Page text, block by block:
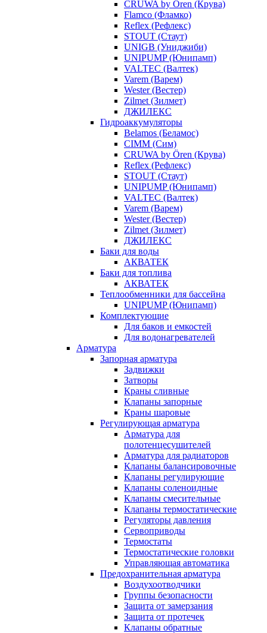
CRUWA by Ören (Крува)
Flamco (Фламко)
Reflex (Рефлекс)
STOUT (Стаут)
UNIGB (Униджиби)
UNIPUMP (Юнипамп)
VALTEC (Валтек)
Varem (Варем)
Wester (Вестер)
Zilmet (Зилмет)
ДЖИЛЕКС
Гидроаккумуляторы
Belamos (Беламос)
CIMM (Сим)
CRUWA by Ören (Крува)
Reflex (Рефлекс)
STOUT (Стаут)
UNIPUMP (Юнипамп)
VALTEC (Валтек)
Varem (Варем)
Wester (Вестер)
Zilmet (Зилмет)
ДЖИЛЕКС
Баки для воды
АКВАТЕК
Баки для топлива
АКВАТЕК
Теплообменники для бассейна
UNIPUMP (Юнипамп)
Комплектующие
Для баков и емкостей
Для водонагревателей
Арматура
Запорная арматура
Задвижки
Затворы
Краны сливные
Клапаны запорные
Краны шаровые
Регулирующая арматура
Арматура для
полотенцесушителей
Арматура для радиаторов
Клапаны балансировочные
Клапаны регулирующие
Клапаны соленоидные
Клапаны смесительные
Клапаны термостатические
Регуляторы давления
Сервоприводы
Термостаты
Термостатические головки
Управляющая автоматика
Предохранительная арматура
Воздухоотводчики
Группы безопасности
Защита от замерзания
Защита от протечек
Клапаны обратные